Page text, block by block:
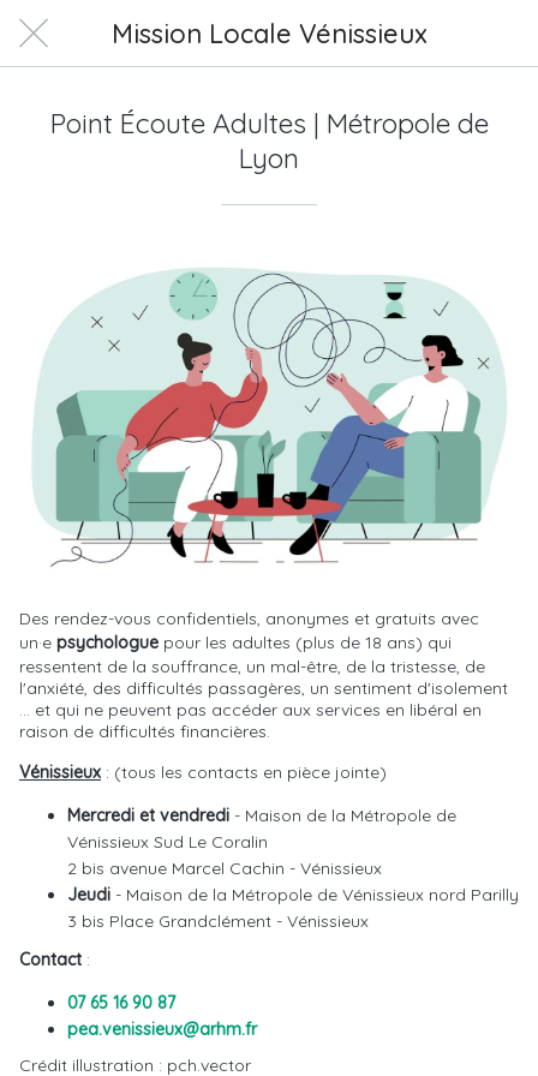
Mission Locale Vénissieux
Point Écoute Adultes | Métropole de
Lyon
Des rendez-vous confidentiels, anonymes et gratuits avec
un·e psychologue pour les adultes (plus de 18 ans) qui
ressentent de la souffrance, un mal-être, de la tristesse, de
l'anxiété, des difficultés passagères, un sentiment d'isolement
... et qui ne peuvent pas accéder aux services en libéral en
raison de difficultés financières.
Vénissieux : (tous les contacts en pièce jointe)
Mercredi et vendredi - Maison de la Métropole de
Vénissieux Sud Le Coralin
2 bis avenue Marcel Cachin - Vénissieux
Jeudi - Maison de la Métropole de Vénissieux nord Parilly
3 bis Place Grandclément - Vénissieux
Contact :
07 65 16 90 87
pea.venissieux@arhm.fr
Crédit illustration : pch.vector